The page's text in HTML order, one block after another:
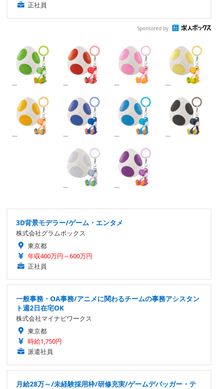
正社員
Sponsored by
3D背景モデラー/ゲーム・エンタメ
株式会社グラムボックス
東京都
年収400万円～600万円
正社員
一般事務・OA事務/アニメに関わるチームの事務アシスタン
ト週2日在宅OK
株式会社マイナビワークス
東京都
時給1,750円
派遣社員
月給28万～/未経験採用枠/研修充実/ゲームデバッガー・テ